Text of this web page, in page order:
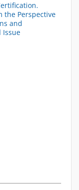
the Perspective
and
Issue